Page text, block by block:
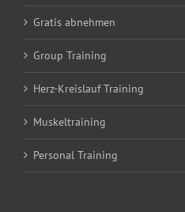
Gratis abnehmen
Group Training
Herz-Kreislauf Training
Muskeltraining
Personal Training